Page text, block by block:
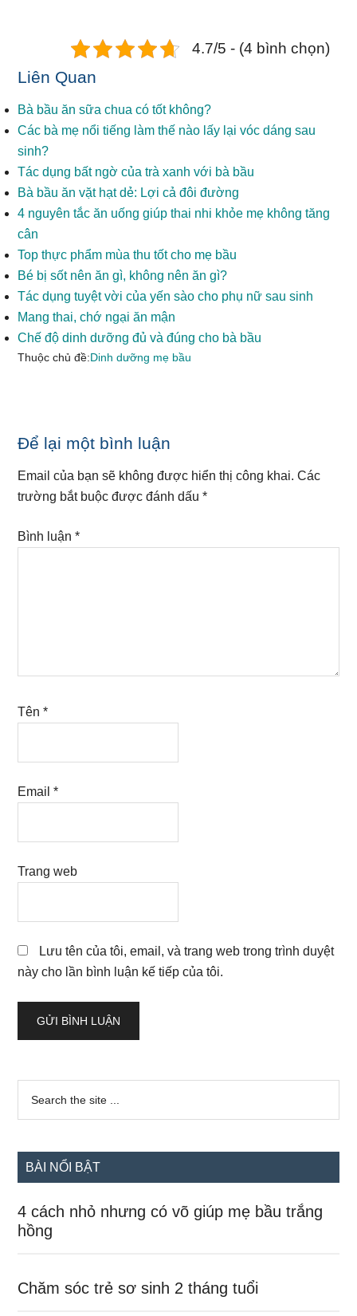
4.7/5 - (4 bình chọn)
Liên Quan
Bà bầu ăn sữa chua có tốt không?
Các bà mẹ nổi tiếng làm thế nào lấy lại vóc dáng sau
sinh?
Tác dụng bất ngờ của trà xanh với bà bầu
Bà bầu ăn vặt hạt dẻ: Lợi cả đôi đường
4 nguyên tắc ăn uống giúp thai nhi khỏe mẹ không tăng
cân
Top thực phẩm mùa thu tốt cho mẹ bầu
Bé bị sốt nên ăn gì, không nên ăn gì?
Tác dụng tuyệt vời của yến sào cho phụ nữ sau sinh
Mang thai, chớ ngại ăn mận
Chế độ dinh dưỡng đủ và đúng cho bà bầu
Thuộc chủ đề:Dinh dưỡng mẹ bầu
Reader
Interactions
Để lại một bình luận
Email của bạn sẽ không được hiển thị công khai. Các
trường bắt buộc được đánh dấu*
Bình luận*
Tên*
Email*
Trang web
Lưu tên của tôi, email, và trang web trong trình duyệt
này cho lần bình luận kế tiếp của tôi.
Sidebar
chính
...
BÀI NỔI BẬT
4 cách nhỏ nhưng có võ giúp mẹ bầu trắng
hồng
Chăm sóc trẻ sơ sinh 2 tháng tuổi